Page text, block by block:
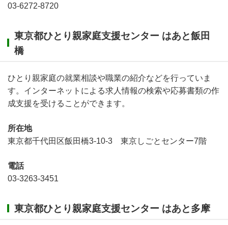
03-6272-8720
東京都ひとり親家庭支援センター はあと飯田
橋
ひとり親家庭の就業相談や職業の紹介などを行っていま
す。インターネットによる求人情報の検索や応募書類の作
成支援を受けることができます。
所在地
東京都千代田区飯田橋3-10-3 東京しごとセンター7階
電話
03-3263-3451
東京都ひとり親家庭支援センター はあと多摩